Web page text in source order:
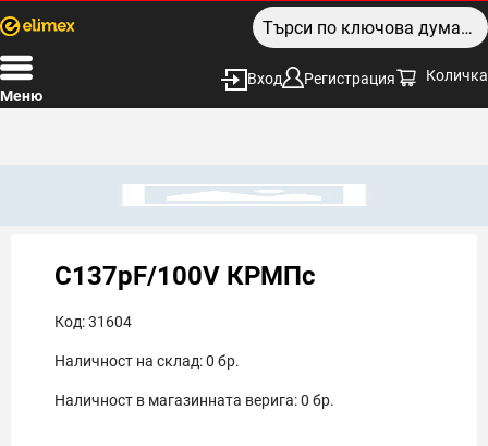
Меню
Вход Регистрация Количка
C137pF/100V КРМПс
Код:31604
Наличност на склад:0 бр.
Наличност в магазинната верига:0 бр.